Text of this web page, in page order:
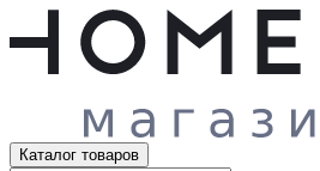
Каталог товаров